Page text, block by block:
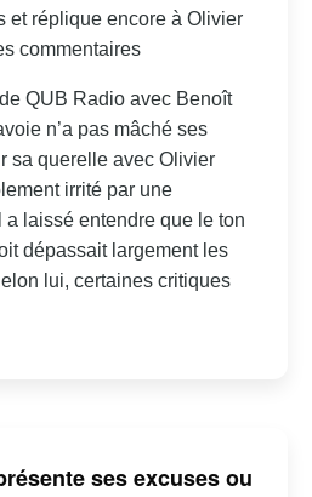
et réplique encore à Olivier
commentaires
QUB Radio avec Benoît
n’a pas mâché ses
sa querelle avec Olivier
irrité par une
laissé entendre que le ton
dépassait largement les
lui, certaines critiques
ses excuses ou